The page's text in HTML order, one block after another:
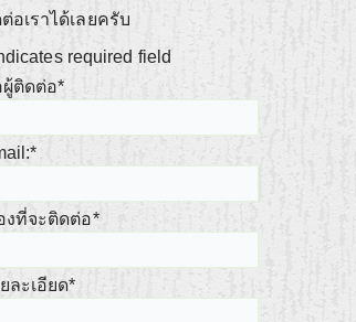
อเราได้เลยครับ
required field
ติดต่อ*
*
งที่จะติดต่อ*
ละเอียด*